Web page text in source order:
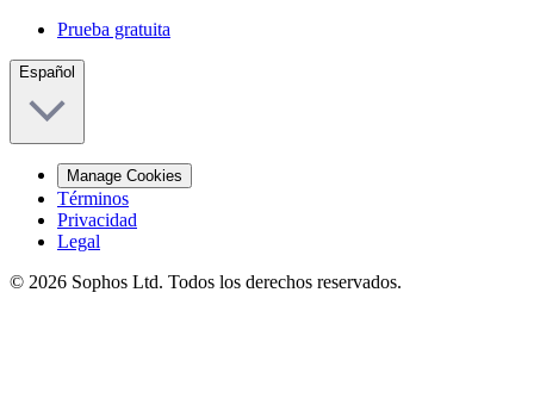
Prueba gratuita
Español
Manage Cookies
Términos
Privacidad
Legal
© 2026 Sophos Ltd. Todos los derechos reservados.